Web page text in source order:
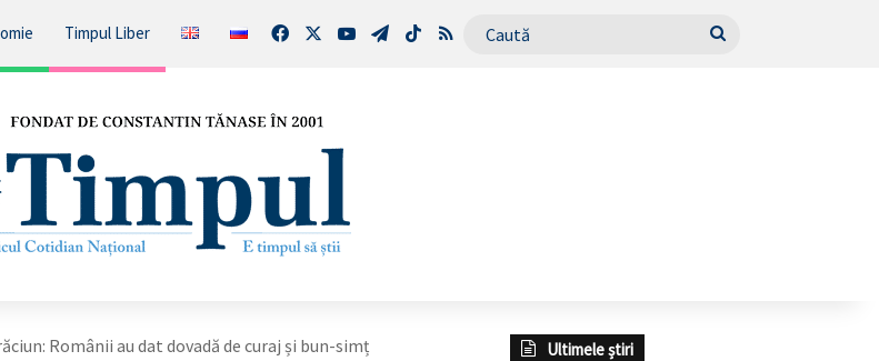
Timpul Liber FacebookYouTubeTelegram
TikTokRSS Caută
Românii au dat dovadă de curaj și bun-simț Ultimele știri